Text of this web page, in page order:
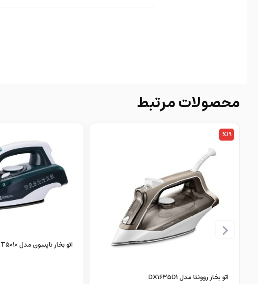
محصولات مرتبط
%19
اتو بخار روونتا مدل DX1635D1
اتو بخار تاپسون مدل SI-T5010